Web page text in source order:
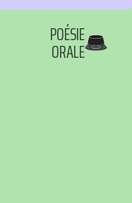
POÉSIE
ORALE